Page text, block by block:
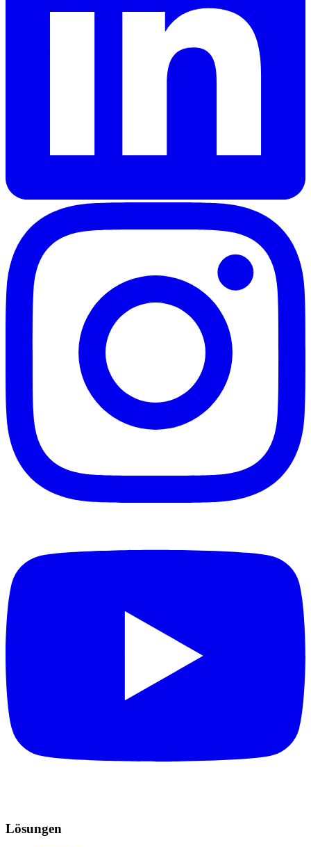
Lösungen